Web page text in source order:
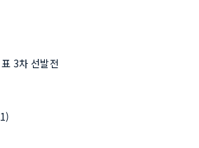
3차 선발전